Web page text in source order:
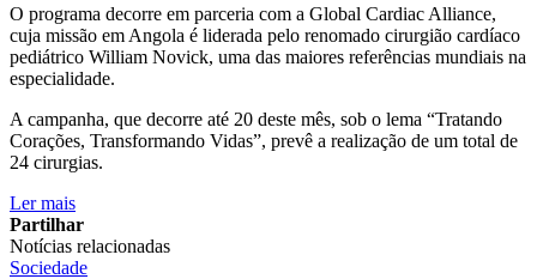
O programa decorre em parceria com a Global Cardiac Alliance,
cuja missão em Angola é liderada pelo renomado cirurgião cardíaco
pediátrico William Novick, uma das maiores referências mundiais na
especialidade.
A campanha, que decorre até 20 deste mês, sob o lema “Tratando
Corações, Transformando Vidas”, prevê a realização de um total de
24 cirurgias.
Ler mais
Partilhar
Notícias relacionadas
Sociedade